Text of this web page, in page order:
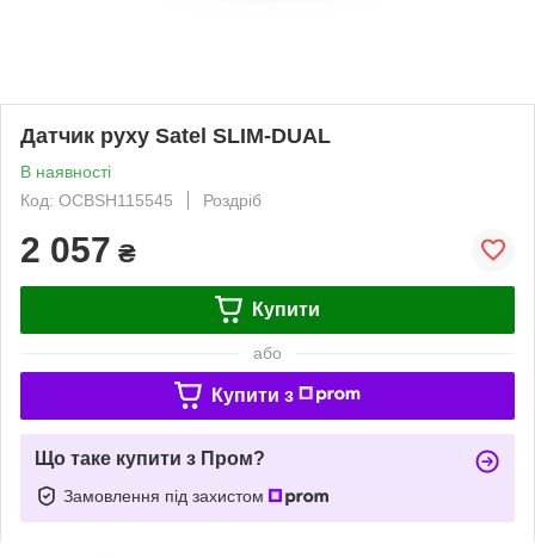
Датчик руху Satel SLIM-DUAL
В наявності
Код: OCBSH115545
Роздріб
2 057 ₴
Купити
або
Купити з
Що таке купити з Пром?
Замовлення під захистом